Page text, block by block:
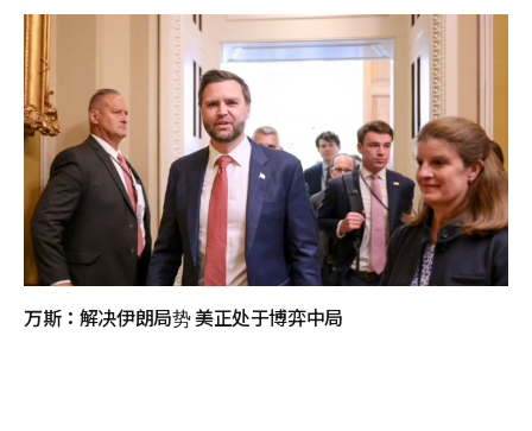
万斯：解决伊朗局势 美正处于博弈中局